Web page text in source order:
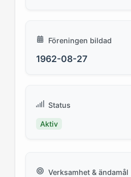
Föreningen bildad
1962-08-27
Status
Aktiv
Verksamhet & ändamål